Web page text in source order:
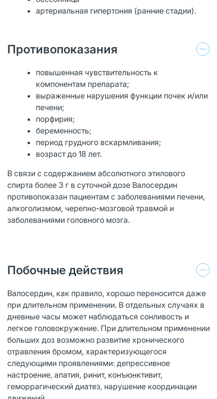
артериальная гипертония (ранние стадии).
Противопоказания
повышенная чувствительность к
компонентам препарата;
выраженные нарушения функции почек и/или
печени;
порфирия;
беременность;
период грудного вскармливания;
возраст до 18 лет.
В связи с содержанием абсолютного этилового
спирта более 3 г в суточной дозе Валосердин
противопоказан пациентам с заболеваниями печени,
алкоголизмом, черепно-мозговой травмой и
заболеваниями головного мозга.
Побочные действия
Валосердин, как правило, хорошо переносится даже
при длительном применении. В отдельных случаях в
дневные часы может наблюдаться сонливость и
легкое головокружение. При длительном применении
больших доз возможно развитие хронического
отравления бромом, характеризующегося
следующими проявлениями: депрессивное
настроение, апатия, ринит, конъюнктивит,
геморрагический диатез, нарушение координации